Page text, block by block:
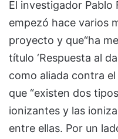
El investigador Pablo
empezó hace varios
proyecto y que“ha
título ‘Respuesta al
como aliada contra el
que “existen dos
ionizantes y las
entre ellas. Por un